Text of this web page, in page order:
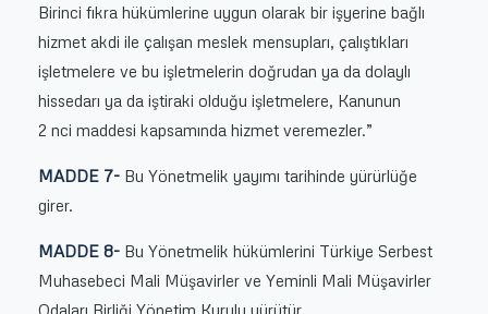
Birinci fıkra hükümlerine uygun olarak bir işyerine bağlı
hizmet akdi ile çalışan meslek mensupları, çalıştıkları
işletmelere ve bu işletmelerin doğrudan ya da dolaylı
hissedarı ya da iştiraki olduğu işletmelere, Kanunun
2 nci maddesi kapsamında hizmet veremezler.”
MADDE 7- Bu Yönetmelik yayımı tarihinde yürürlüğe
girer.
MADDE 8- Bu Yönetmelik hükümlerini Türkiye Serbest
Muhasebeci Mali Müşavirler ve Yeminli Mali Müşavirler
Odaları Birliği Yönetim Kurulu yürütür.